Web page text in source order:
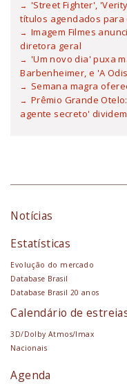
'Street Fighter',
títulos agendados para
Imagem Filmes
diretora geral
'Um novo dia' puxa
Barbenheimer, e 'A
Semana magra
Prêmio Grande
agente secreto'
Notícias
Estatísticas
Evolução do mercado
Database Brasil
Database Brasil 20 anos
Calendário de
3D/Dolby Atmos/Imax
Nacionais
Agenda